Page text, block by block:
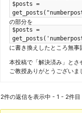
$posts =
の部分を
$posts =
に書き換えしたところ無事
本投稿で「解決済み」とさ
ご教授ありがとうございま
2件の返信を表示中 - 1 - 2件目